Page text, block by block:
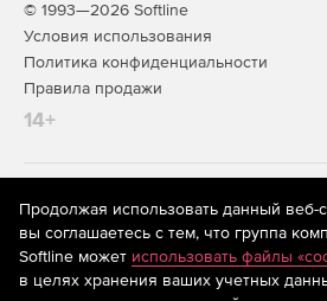
© 1993—2026 Softline
Условия использования
Политика конфиденциальности
Правила продажи
14+
На информационном ресурсе
рекомендательные технологии
предоставления информации на
систематизации и анализа сведений,
предпочтениям пользователей сети
Продолжая использовать данный веб-
вы соглашаетесь с тем, что группа
Softline может использовать файлы
в целях хранения ваших учетных